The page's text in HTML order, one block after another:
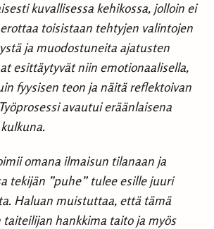
kuvallisessa kehikossa, jolloin ei
toisistaan tehtyjen valintojen
ja muodostuneita ajatusten
esittäytyvät niin emotionaalisella,
fyysisen teon ja näitä reflektoivan
avautui eräänlaisena
omana ilmaisun tilanaan ja
tekijän ”puhe” tulee esille juuri
Haluan muistuttaa, että tämä
hankkima taito ja myös